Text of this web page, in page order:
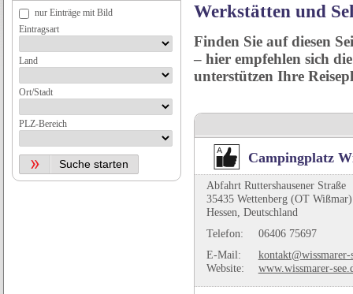
Werkstätten und
Finden Sie auf diesen
– hier empfehlen sich
unterstützen Ihre
Campingplatz
Abfahrt Ruttershausener Straße
35435 Wettenberg (OT Wißmar)
Hessen, Deutschland
Telefon:
06406 75697
E-Mail:
kontakt@wissmarer-
Website:
www.wissmarer-
nur Einträge mit Bild
Eintragsart
Land
Ort/Stadt
PLZ-Bereich